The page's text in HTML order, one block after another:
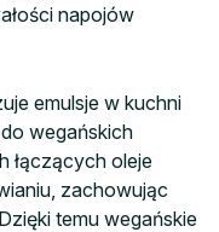
napojów
emulsje w kuchni
wegańskich
łączących oleje
zachowując
temu wegańskie